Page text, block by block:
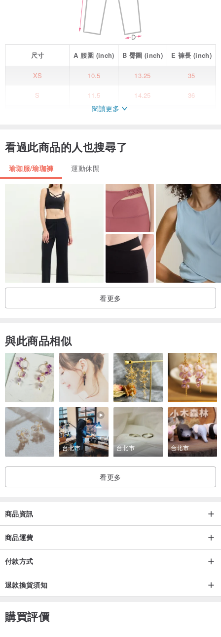
尺寸 A 腰圍 (inch) B 臀圍 (inch) E 褲長 (inch)
XS 10.5 13.25 35
S 11.5 14.25 36
12.5
| 商品資訊 |
# 超彈性面料，讓曲線更合身
# 剪裁合身的貼腿褲形，更加凸顯女性身材曲線
88% Supplex / 12% Spandex。
| 洗滌方式 |
# 建議在第一次穿著前請先手洗過，先將穿面反翻，盡量深淺色衣物
# 請以中性洗劑清洗。請勿使用「冷洗精」、「柔軟精」。
# 請用洗衣袋進行脫水，勿烘乾，自然晾乾為佳。
閱讀更多
看過此商品的人也搜尋了
瑜珈服/瑜珈褲 運動休閒
看更多
與此商品相似
台北市 台北市 台北市
看更多
商品資訊
商品運費
付款方式
退款換貨須知
購買評價